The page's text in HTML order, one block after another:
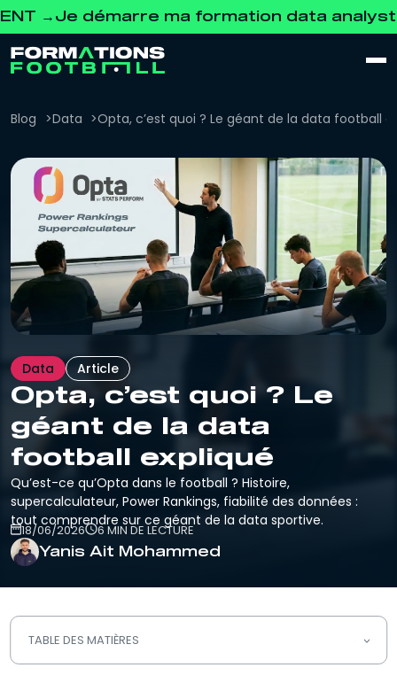
démarre ma formation data analyst
Blog Data Opta, c’est quoi ? Le géant de la data football
Data Article
Opta, c’est quoi ? Le
géant de la data
football expliqué
Qu’est-ce qu’Opta dans le football ? Histoire,
supercalculateur, Power Rankings, fiabilité des données :
tout comprendre sur ce géant de la data sportive.
18/06/2026 6 MIN DE LECTURE
Yanis Ait Mohammed
TABLE DES MATIÈRES